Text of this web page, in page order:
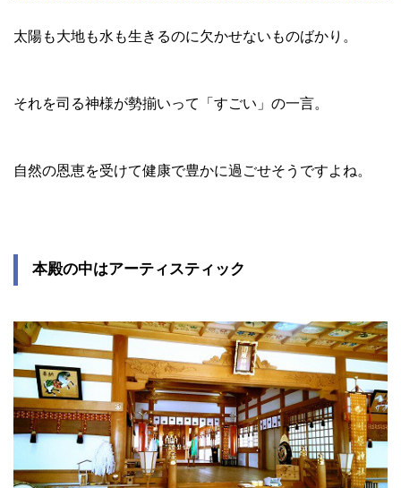
太陽も大地も水も生きるのに欠かせないものばかり。
それを司る神様が勢揃いって「すごい」の一言。
自然の恩恵を受けて健康で豊かに過ごせそうですよね。
本殿の中はアーティスティック